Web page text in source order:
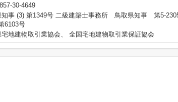
30-4649
知事 (3) 第1349号 二級建築士事務所 鳥取県知事 第5-
6103号
地建物取引業協会、 全国宅地建物取引業保証協会